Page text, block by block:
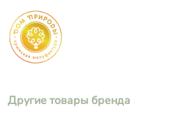
касторовое),
масло жожоба,
Другие товары бренда